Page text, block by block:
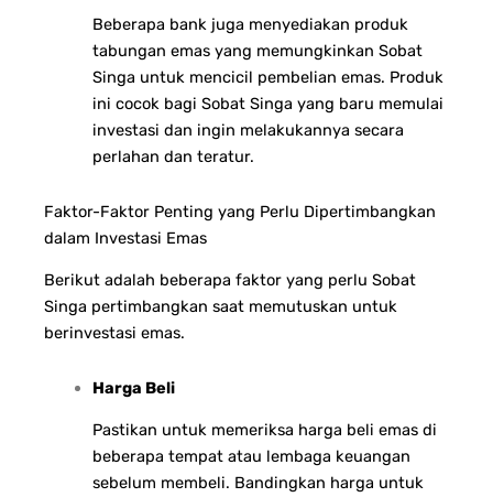
Beberapa bank juga menyediakan produk
tabungan emas yang memungkinkan Sobat
Singa untuk mencicil pembelian emas. Produk
ini cocok bagi Sobat Singa yang baru memulai
investasi dan ingin melakukannya secara
perlahan dan teratur.
Faktor-Faktor Penting yang Perlu Dipertimbangkan
dalam Investasi Emas
Berikut adalah beberapa faktor yang perlu Sobat
Singa pertimbangkan saat memutuskan untuk
berinvestasi emas.
Harga Beli
Pastikan untuk memeriksa harga beli emas di
beberapa tempat atau lembaga keuangan
sebelum membeli. Bandingkan harga untuk